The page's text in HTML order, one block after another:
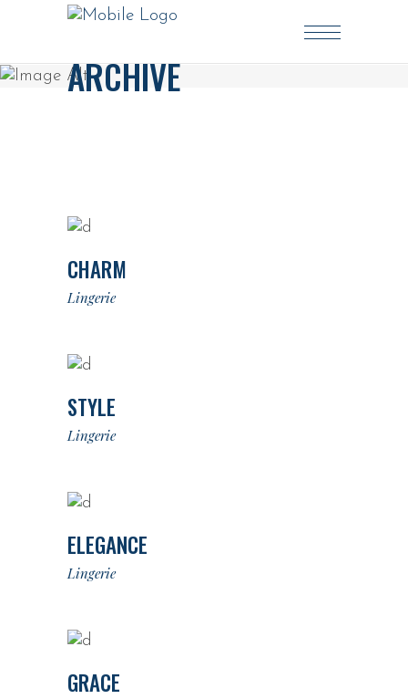
ARCHIVE
CHARM
Lingerie
STYLE
Lingerie
ELEGANCE
Lingerie
GRACE